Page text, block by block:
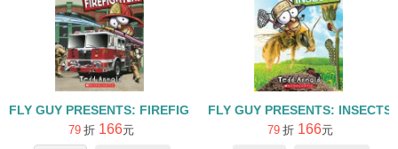
FLY GUY PRESENTS: FIREFIGHTERS /L2
79 折 166元
FLY GUY PRESENTS: INSECTS
79 折 166元